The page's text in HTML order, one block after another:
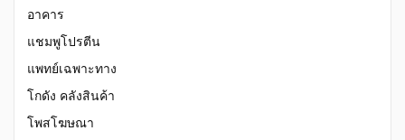
อาคาร
แชมพูโปรตีน
แพทย์เฉพาะทาง
โกดัง คลังสินค้า
โพสโฆษณา